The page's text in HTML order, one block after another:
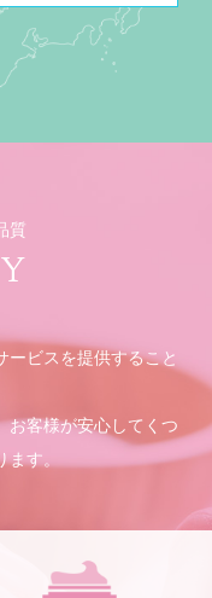
質
ービスを提供すること
お客様が安心してくつ
す。